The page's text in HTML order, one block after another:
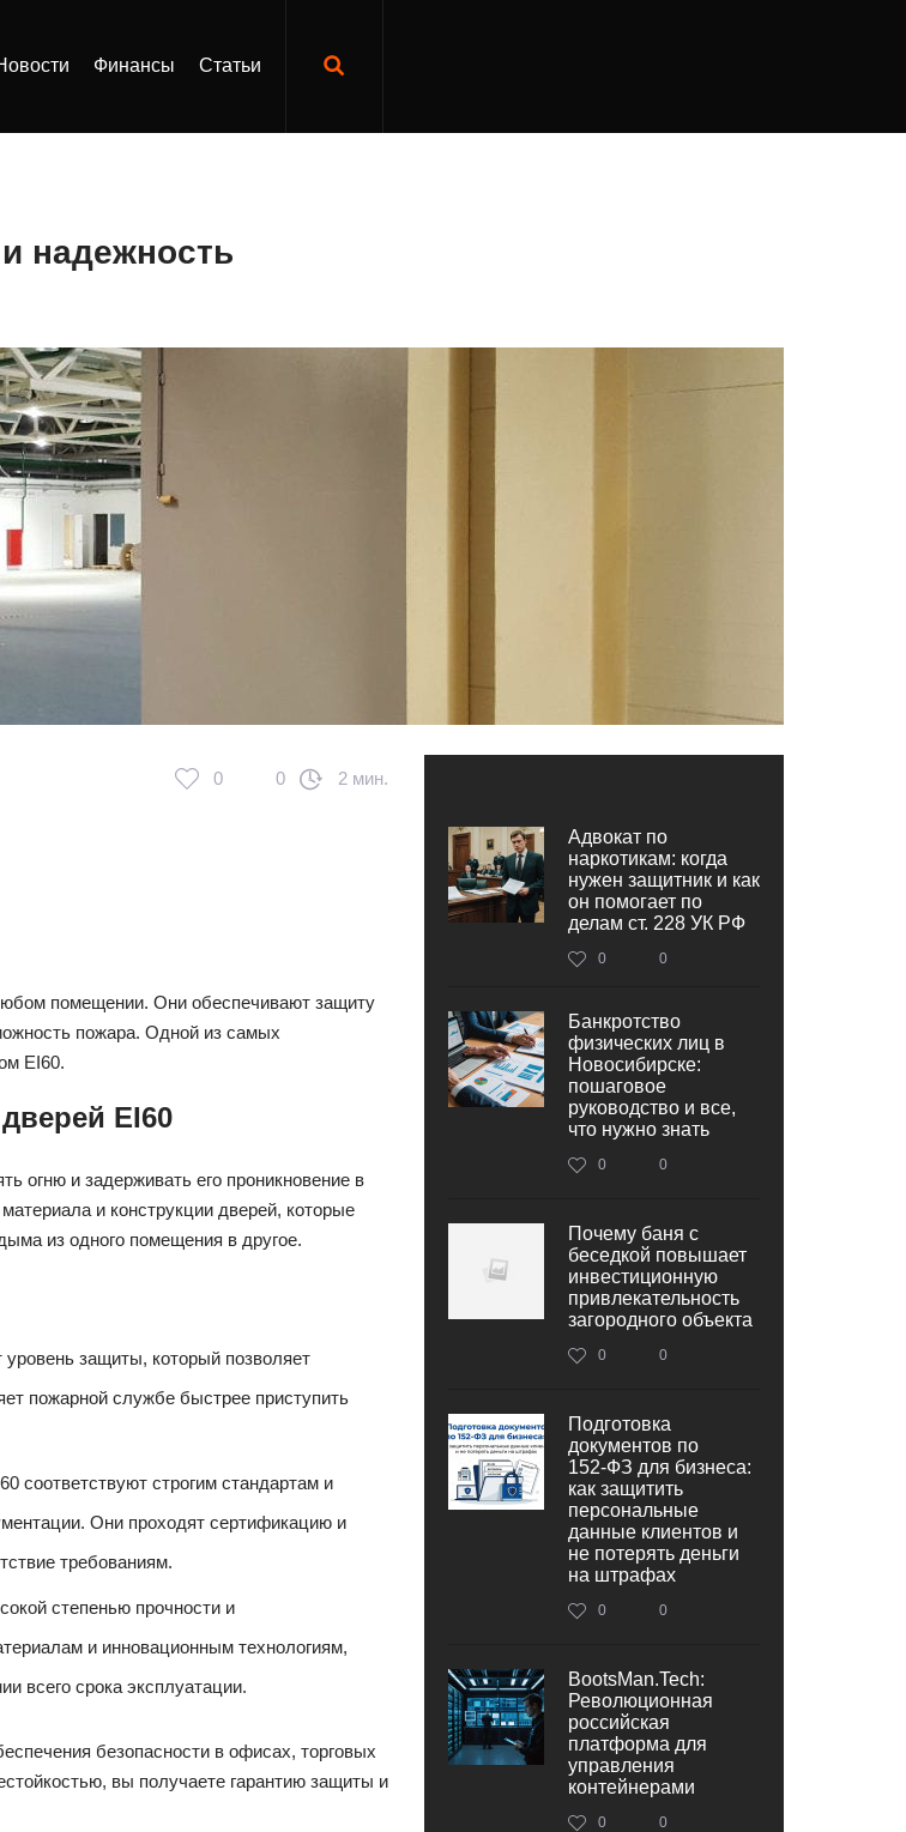
Финансы Статьи
надежность
0 0 2 мин.
помещении. Они обеспечивают защиту
пожара. Одной из самых
EI60.
EI60
огню и задерживать его проникновение в
и конструкции дверей, которые
из одного помещения в другое.
защиты, который позволяет
пожарной службе быстрее приступить
соответствуют строгим стандартам и
Они проходят сертификацию и
требованиям.
степенью прочности и
и инновационным технологиям,
всего срока эксплуатации.
безопасности в офисах, торговых
вы получаете гарантию защиты и
Адвокат по
наркотикам: когда
нужен защитник и как
он помогает по
делам ст. 228 УК РФ
0 0
Банкротство
физических лиц в
Новосибирске:
пошаговое
руководство и все,
что нужно знать
0 0
Почему баня с
беседкой повышает
инвестиционную
привлекательность
загородного объекта
0 0
Подготовка
документов по
152‑ФЗ для бизнеса:
как защитить
персональные
данные клиентов и
не потерять деньги
на штрафах
0 0
BootsMan.Tech:
Революционная
российская
платформа для
управления
контейнерами
0 0